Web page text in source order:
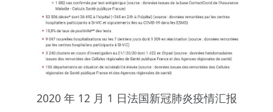
2020 年 12 月 1 日法国新冠肺炎疫情汇报